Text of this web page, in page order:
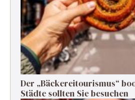
Der „Bäckereitourismus“
Städte sollten Sie besuchen